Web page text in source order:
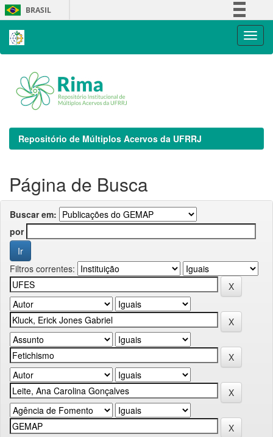
Skip
navigation
BRASIL
Repositório de Múltiplos Acervos da UFRRJ
Página de Busca
Buscar em:
por
Filtros correntes: